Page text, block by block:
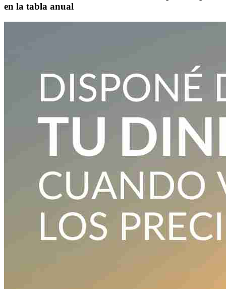
en la tabla anual